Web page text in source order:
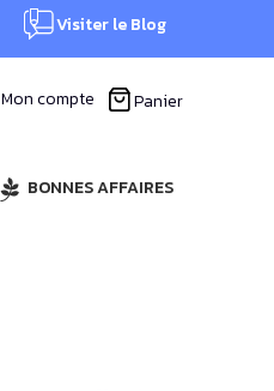
Visiter le Blog
Mon compte Panier
BONNES AFFAIRES